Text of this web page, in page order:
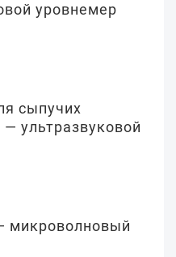
уровнемер
сыпучих
ультразвуковой
микроволновый